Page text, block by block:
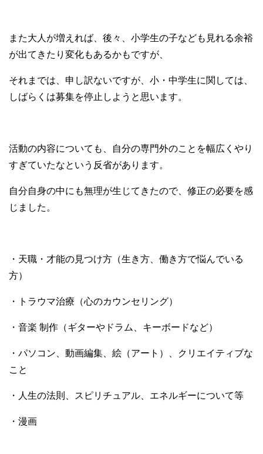
また大人が増えれば、後々、小学生の子なども見れる余裕
が出てきたり変化もあるかもですが、
それまでは、申し訳ないですが、小・中学生に関しては、
しばらくは募集を停止しようと思います。
活動の内容についても、自分の専門外のことを幅広くやり
すぎていたなという反省があります。
自分自身の中にも無理が生じてきたので、修正の必要を感
じました。
・天職・才能の見つけ方（生き方、働き方で悩んでいる
方）
・トラウマ治療（心のカウンセリング）
・音楽 制作（ギターやドラム、キーボードなど）
・パソコン、動画編集、絵（アート）、クリエイティブな
こと
・人生の法則、スピリチュアル、エネルギーについて等
・漫画